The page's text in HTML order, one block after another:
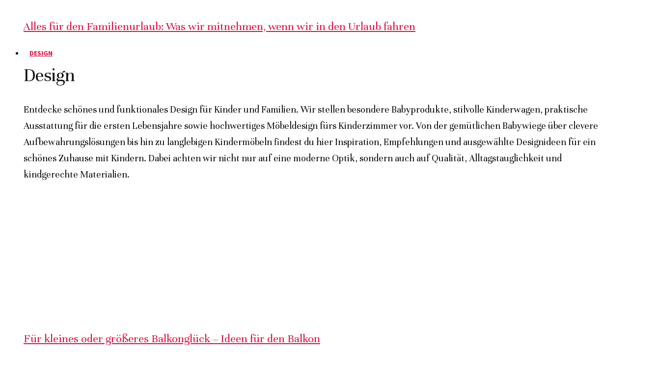
Alles für den Familienurlaub: Was wir mitnehmen, wenn wir in den Urlaub fahren
DESIGN
Design
Entdecke schönes und funktionales Design für Kinder und Familien. Wir stellen besondere Babyprodukte, stilvolle Kinderwagen, praktische
Ausstattung für die ersten Lebensjahre sowie hochwertiges Möbeldesign fürs Kinderzimmer vor. Von der gemütlichen Babywiege über clevere
Aufbewahrungslösungen bis hin zu langlebigen Kindermöbeln findest du hier Inspiration, Empfehlungen und ausgewählte Designideen für ein
schönes Zuhause mit Kindern. Dabei achten wir nicht nur auf eine moderne Optik, sondern auch auf Qualität, Alltagstauglichkeit und
kindgerechte Materialien.
Für kleines oder größeres Balkonglück – Ideen für den Balkon